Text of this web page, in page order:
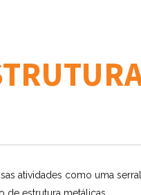
atividades como uma